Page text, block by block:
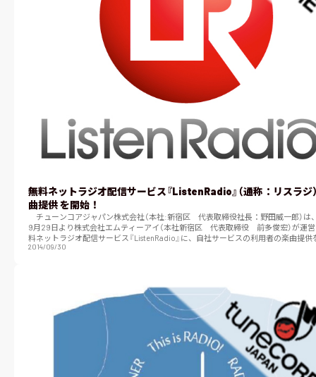
無料ネットラジオ配信サービス『ListenRadio』（通称：リスラジ
曲提供 を開始！
チューンコアジャパン株式会社（本社:新宿区 代表取締役社長：野田威一郎）は
9月29日より株式会社エムティーアイ（本社新宿区 代表取締役 前多俊宏）が運
料ネットラジオ配信サービス『ListenRadio』に、自社サービスの利用者の楽曲提供
2014/09/30